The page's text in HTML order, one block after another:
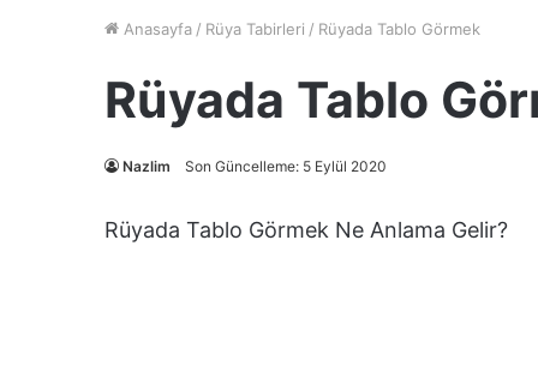
Anasayfa / Rüya Tabirleri / Rüyada Tablo Görmek
Rüyada Tablo
Nazlim Son Güncelleme: 5 Eylül 2020
Rüyada Tablo Görmek Ne Anlama Gelir?